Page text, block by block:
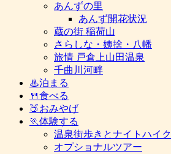
あんずの里
あんず開花状況
蔵の街 稲荷山
さらしな・姨捨・八幡
旅情 戸倉上山田温泉
千曲川河畔
♨泊まる
🍴食べる
🍑おみやげ
🏃体験する
温泉街歩きとナイトハイク
オプショナルツアー